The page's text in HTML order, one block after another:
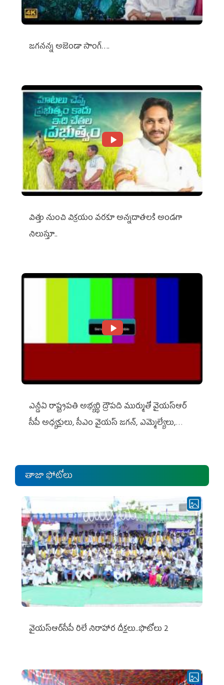
జగనన్న అజెండా సాంగ్….
విత్తు నుంచి విక్రయం వరకూ అన్నదాతలకి అండగా
నిలుస్తూ..
ఎన్డీఏ రాష్ట్ర‌ప‌తి అభ్య‌ర్థి ద్రౌప‌ది ముర్ముతో వైయ‌స్ఆర్
సీపీ అధ్య‌క్షులు, సీఎం వైయ‌స్ జ‌గ‌న్, ఎమ్మెల్యేలు,
తాజా ఫోటోలు
వైయ‌స్ఆర్‌సీపీ రిలే నిరాహార దీక్షలు..ఫొటోలు 2